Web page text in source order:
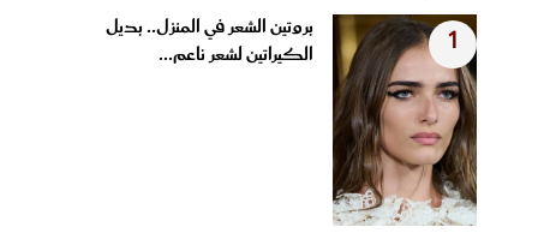
1
بروتين الشعر في المنزل.. بديل
الكيراتين لشعر ناعم...